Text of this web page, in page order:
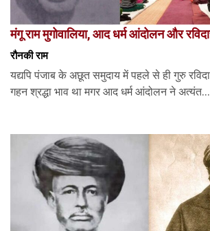
मंगू राम मुगोवालिया, आद धर्म आंदोलन और
रौनकी राम
यद्यपि पंजाब के अछूत समुदाय में पहले से ही गुरु
गहन श्रद्धा भाव था मगर आद धर्म आंदोलन ने अत्यंत...